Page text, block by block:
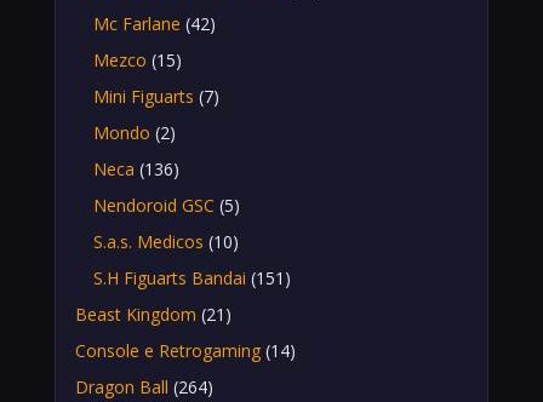
Mc Farlane (42)
Mezco (15)
Mini Figuarts (7)
Mondo (2)
Neca (136)
Nendoroid GSC (5)
S.a.s. Medicos (10)
S.H Figuarts Bandai (151)
Beast Kingdom (21)
Console e Retrogaming (14)
Dragon Ball (264)